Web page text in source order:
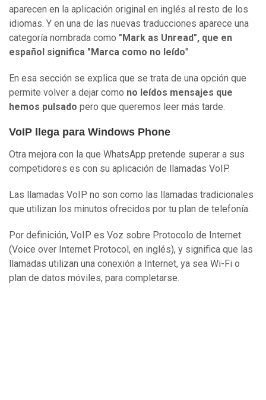
aparecen en la aplicación original en inglés al resto de los
idiomas. Y en una de las nuevas traducciones aparece una
categoría nombrada como "Mark as Unread", que en
español significa "Marca como no leído".
En esa sección se explica que se trata de una opción que
permite volver a dejar como no leídos mensajes que
hemos pulsado pero que queremos leer más tarde.
VoIP llega para Windows Phone
Otra mejora con la que WhatsApp pretende superar a sus
competidores es con su aplicación de llamadas VoIP.
Las llamadas VoIP no son como las llamadas tradicionales
que utilizan los minutos ofrecidos por tu plan de telefonía.
Por definición, VoIP es Voz sobre Protocolo de Internet
(Voice over Internet Protocol, en inglés), y significa que las
llamadas utilizan una conexión a Internet, ya sea Wi-Fi o
plan de datos móviles, para completarse.